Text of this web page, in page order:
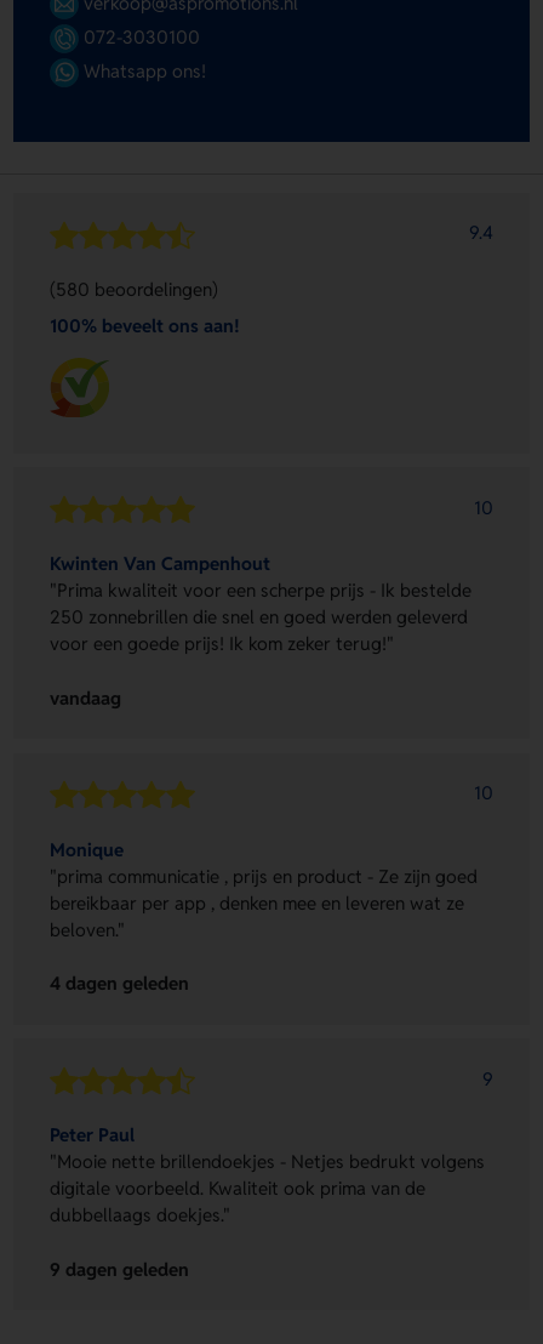
072-3030100
Whatsapp ons!
9.4
(580 beoordelingen)
100% beveelt ons aan!
10
Kwinten Van Campenhout
"Prima kwaliteit voor een scherpe prijs - Ik bestelde
250 zonnebrillen die snel en goed werden geleverd
voor een goede prijs! Ik kom zeker terug!"
vandaag
10
Monique
"prima communicatie , prijs en product - Ze zijn goed
bereikbaar per app , denken mee en leveren wat ze
beloven."
4 dagen geleden
9
Peter Paul
"Mooie nette brillendoekjes - Netjes bedrukt volgens
digitale voorbeeld. Kwaliteit ook prima van de
dubbellaags doekjes."
9 dagen geleden